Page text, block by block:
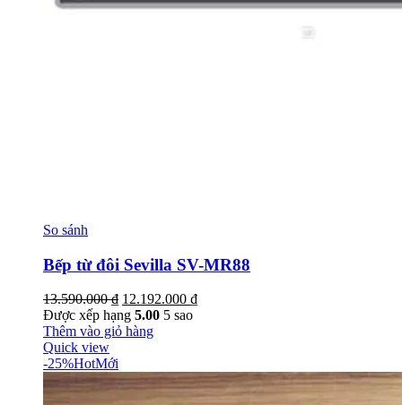
So sánh
Bếp từ đôi Sevilla SV-MR88
13.590.000₫ Giá
gốc
là:
12.192.000 ₫Giá
Được xếp hạng 5.00 5 sao
Thêm vào giỏ hàng
Quick view
-25%HotMới